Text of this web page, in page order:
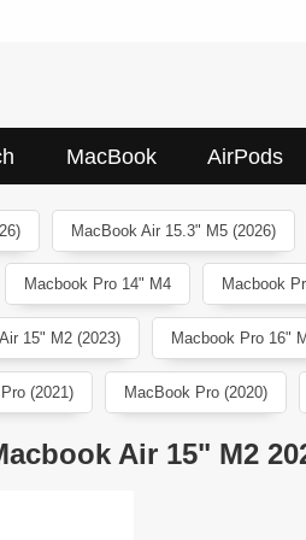
MacBook AirPods
MacBook Air 15.3" M5 (2026)
Macbook Pro 14" M4 Macbook
15" M2 (2023) Macbook Pro 16"
(2021) MacBook Pro (2020)
Air 15" M2